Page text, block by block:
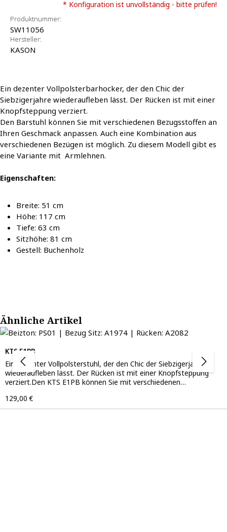
* Konfiguration ist unvollständig - bitte prüfen!
Produktnummer:
SW11056
Hersteller:
KASON
Ein dezenter Vollpolsterbarhocker, der den Chic der
Siebzigerjahre wiederaufleben lässt. Der Rücken ist mit einer
Knopfsteppung verziert.
Den Barstuhl können Sie mit verschiedenen Bezugsstoffen an
Ihren Geschmack anpassen. Auch eine Kombination aus
verschiedenen Bezügen ist möglich. Zu diesem Modell gibt es
eine Variante mit Armlehnen.
Eigenschaften:
Breite: 51 cm
Höhe: 117 cm
Tiefe: 63 cm
Sitzhöhe: 81 cm
Gestell: Buchenholz
Produktgalerie überspringen
Ähnliche Artikel
KTS E1PB
Ein dezenter Vollpolsterstuhl, der den Chic der Siebzigerjahre
wiederaufleben lässt. Der Rücken ist mit einer Knopfsteppung
verziert.Den KTS E1PB können Sie mit verschiedenen
Kombination aus verschiedenen Bezügen ist möglich. Zu diesem
Modell gibt es eine Variante mit Armlehnen und einen passenden
Regulärer Preis:
129,00 €